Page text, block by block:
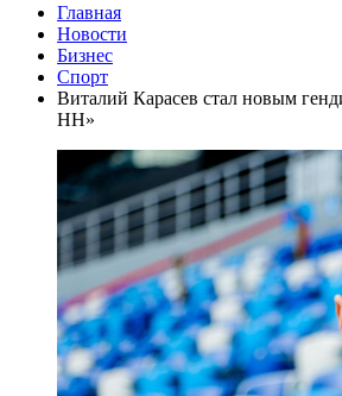
Главная
Новости
Бизнес
Спорт
Виталий Карасев стал новым
НН»